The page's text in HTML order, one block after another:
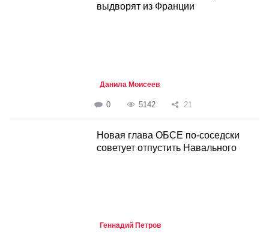
выдворят из Франции
Данила Моисеев
0 5142 21
Новая глава ОБСЕ по-соседски
советует отпустить Навального
Геннадий Петров